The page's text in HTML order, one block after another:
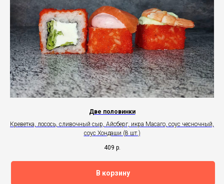
Две половинки
Креветка, лосось, сливочный сыр, Айсберг, икра Масаго, соус чесночный,
соус Хондаши (8 шт.)
409 р.
В корзину